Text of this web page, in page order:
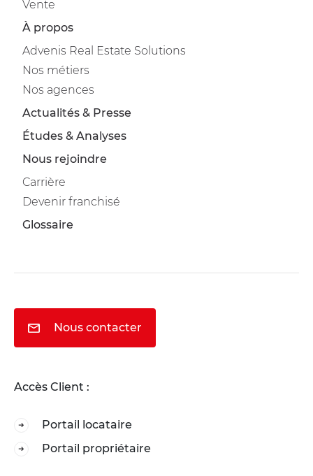
Vente
À propos
Advenis Real Estate Solutions
Nos métiers
Nos agences
Actualités & Presse
Études & Analyses
Nous rejoindre
Carrière
Devenir franchisé
Glossaire
Nous contacter
Accès Client :
Portail locataire
Portail propriétaire